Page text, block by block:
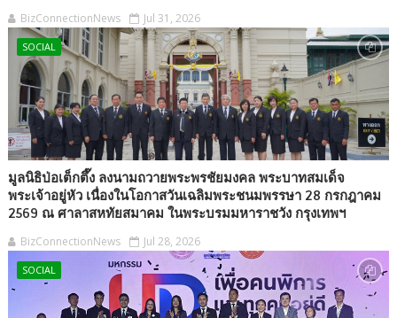
BizConnectionNews Jul 31, 2026
SOCIAL
มูลนิธิป่อเต็กตึ๊ง ลงนามถวายพระพรชัยมงคล พระบาทสมเด็จ
พระเจ้าอยู่หัว เนื่องในโอกาสวันเฉลิมพระชนมพรรษา 28 กรกฎาคม
2569 ณ ศาลาสหทัยสมาคม ในพระบรมมหาราชวัง กรุงเทพฯ
BizConnectionNews Jul 28, 2026
SOCIAL